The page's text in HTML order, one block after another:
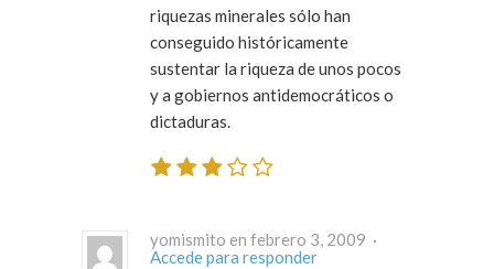
riquezas minerales sólo han
conseguido históricamente
sustentar la riqueza de unos pocos
y a gobiernos antidemocráticos o
dictaduras.
yomismito en febrero 3, 2009 ·
Accede para responder